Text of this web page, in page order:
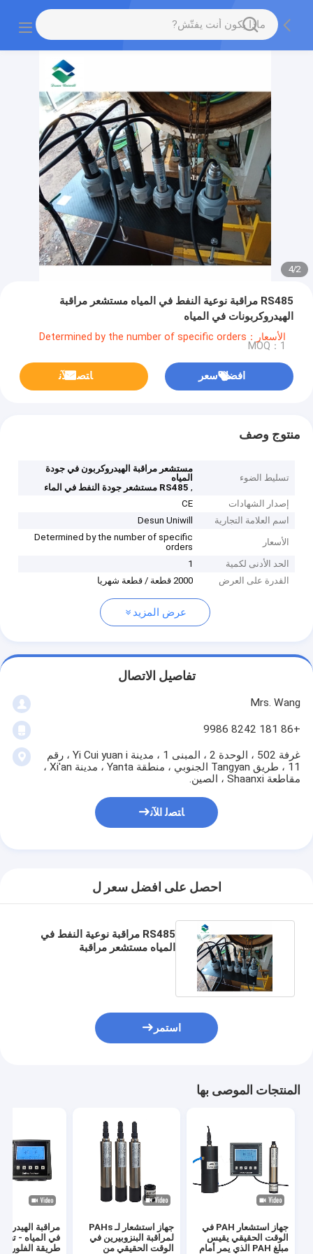
2
/
4
RS485 مراقبة نوعية النفط في المياه مستشعر مراقبة
الهيدروكربونات في المياه
الأسعار：Determined by the number of specific orders
MOQ：1
افضل سعر ﺎﺘﺼﻟ ﺍﻶﻧ
منتوج وصف
تسليط الضوء
مستشعر مراقبة الهيدروكربون في جودة
المياه
, RS485 مستشعر جودة النفط في الماء
إصدار الشهادات
CE
اسم العلامة التجارية
Desun Uniwill
الأسعار
Determined by the number of specific
orders
الحد الأدنى لكمية
1
القدرة على العرض
2000 قطعة / قطعة شهريا
عرض المزيد
تفاصيل الاتصال
Mrs. Wang
+86 181 8242 9986
غرفة 502 ، الوحدة 2 ، المبنى 1 ، مدينة Yi Cui yuan i ، رقم
11 ، طريق Tangyan الجنوبي ، منطقة Yanta ، مدينة Xi'an ،
مقاطعة Shaanxi ، الصين.
ﺎﺘﺼﻟ ﺍﻶﻧ
احصل على افضل سعر ل
RS485 مراقبة نوعية النفط في
المياه مستشعر مراقبة
استمر
المنتجات الموصى بها
جهاز استشعار PAH في
الوقت الحقيقي يقيس
مبلغ PAH الذي يمر أمام
جهاز استشعار لـ PAHs
لمراقبة البنزوبيرين في
الوقت الحقيقي من
مراقبة
طريقة